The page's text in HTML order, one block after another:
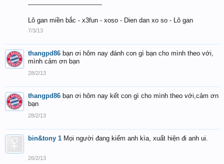
-------------------------------------
Lô gan miền bắc - x3fun - xoso - Dien dan xo so - Lô gan
7/3/13
thangpd86 bạn ơi hôm nay đánh con gì bạn cho mình theo với,
mình cảm ơn bạn
28/2/13
thangpd86 bạn ơi hôm nay kết con gì cho mình theo với,cảm ơn
bạn
28/2/13
bin&tony 1 Mọi người đang kiếm anh kìa, xuất hiện đi anh ui.
26/2/13